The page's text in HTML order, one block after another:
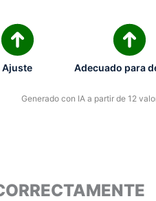
Ajuste Adecuado para
Generado con IA a partir de 12